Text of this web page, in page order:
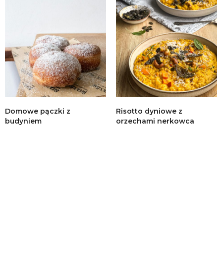
Domowe pączki z
budyniem
Risotto dyniowe z
orzechami nerkowca